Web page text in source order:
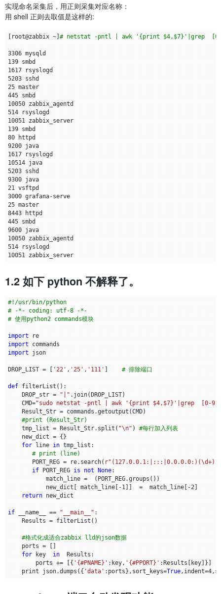
实现命名采集后，用正则采集对应名称：
用 shell 正则去取值是这样的:
[ root@zabbix ~] # netstat -pntl | awk '{print $4,$7}'|grep
3306
139
1617
5203
25
master
445
10050
514
10051
zabbix_server
139
80
9200
java
1617
10514
java
5203
9300
java
21
3000
grafana-serve
25
master
8443
445
9600
java
10050
514
10051
zabbix_server
1.2 如下 python 不解释了。
#!/usr/bin/python
# -*- coding: utf-8 -*-
# 使用python2 commands模块
import
re
import
commands
import
json
DROP_LIST = '22' , '25' , '111' # 排除端口
def filterList ():
DROP_str = "|" . join( DROP_LIST)
CMD="sudo netstat -pntl | awk '{print $4,$7}'|grep  [0-9]
Result_Str = commands .getoutput (CMD)
#print (Result_Str)
tmp_list = Result_Str. split ( "\n" )
#每行加入列表
new_dict = {}
for
line in tmp_list :
# print (line)
PORT_REG = re. search( r
if
PORT_REG is not None:
match_line = ( PORT_REG.groups ())
new_dict
match_line[ -1]] = match_line[ -2]
return new_dict
if __name__ == "__main__" :
Results = filterList ()
#格式化成适合zabbix lld的json数据
ports =
for
key in Results :
ports += [{ '{#PNAME}' : key, '{#PPORT}' : Results key]}]
print
json.dumps ({ 'data' : ports }, sort_keys=True, indent=4,